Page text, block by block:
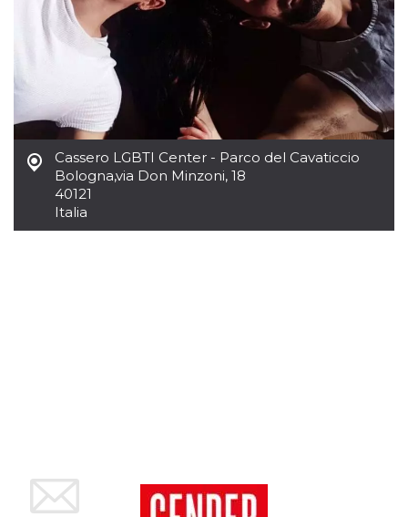
Cassero LGBTI Center - Parco del Cavaticcio
Bologna,via Don Minzoni, 18
40121
Italia